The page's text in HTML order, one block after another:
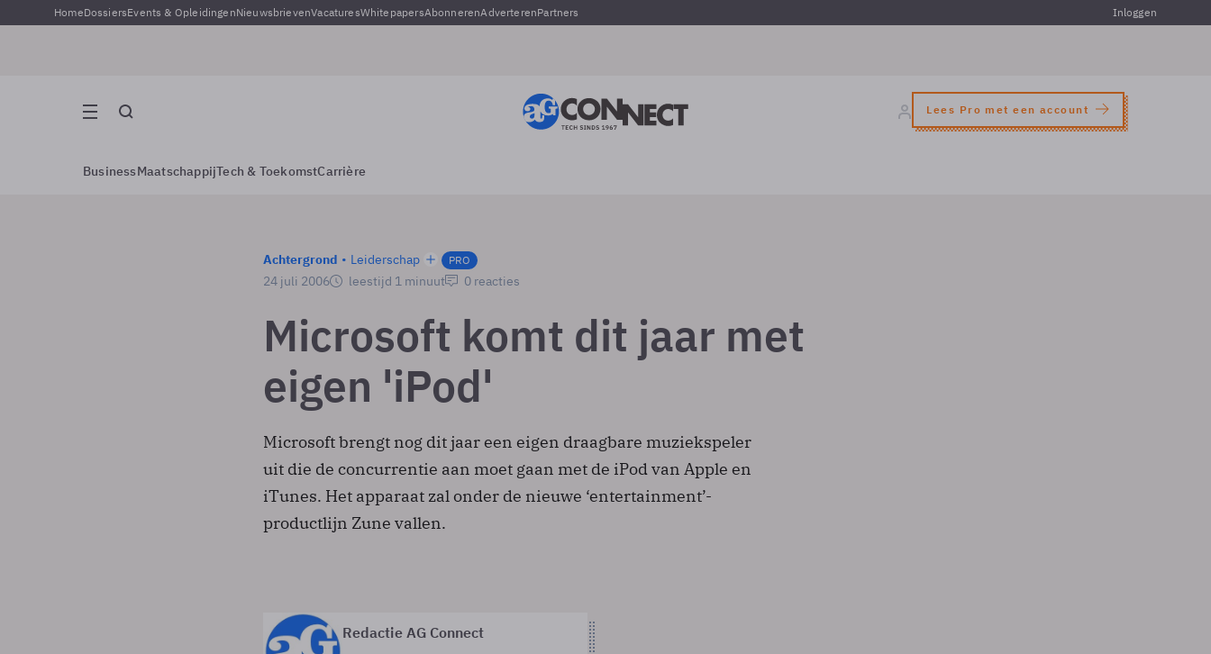
HomeDossiersEvents & OpleidingenNieuwsbrievenVacaturesWhitepapersAbonnerenAdverterenPartners Inloggen
Lees Pro met een account
BusinessMaatschappijTech & ToekomstCarrière
Achtergrond Leiderschap PRO
24 juli 2006 leestijd 1 minuut 0 reacties
Microsoft komt dit jaar met
eigen 'iPod'
Microsoft brengt nog dit jaar een eigen draagbare muziekspeler
uit die de concurrentie aan moet gaan met de iPod van Apple en
iTunes. Het apparaat zal onder de nieuwe ‘entertainment’-
productlijn Zune vallen.
Redactie AG Connect